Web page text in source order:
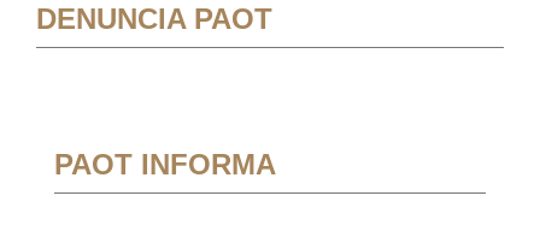
DENUNCIA PAOT
PAOT INFORMA